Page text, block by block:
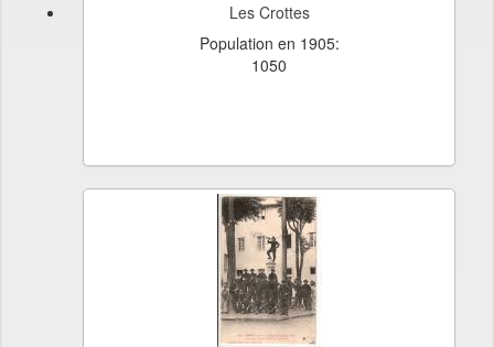
Les Crottes
Population en 1905:
1050